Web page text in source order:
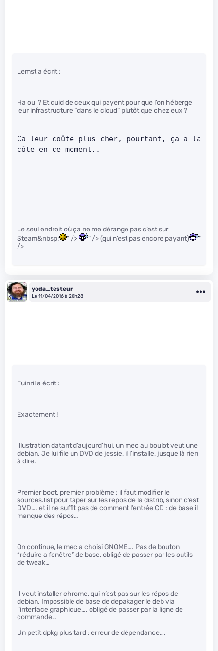
Lemst a écrit :
Ha oui ? Et quid de ceux qui payent pour que l’on héberge
leur infrastructure “dans le cloud” plutôt que chez eux ?
Ca leur coûte plus cher, pourtant, ça a la
côte en ce moment..
Le seul endroit où ça ne me dérange pas c’est sur
Steam&nbsp;
" /> " /> (qui n’est pas encore payant)
"
/>
yoda_testeur
Le 11/04/2016 à 20h28
Fuinril a écrit :
Exactement !
Illustration datant d’aujourd’hui, un mec au boulot veut une
debian. Je lui file un DVD de jessie, il l’installe, jusque là rien
à dire.
Premier boot, premier problème : il faut modifier le
sources.list pour taper sur les repos de la distrib, sinon c’est
DVD…. et il ne suffit pas de comment l’entrée CD : de base il
manque des répos…
On continue, le mec a choisi GNOME…. Pas de bouton
“réduire a fenêtre” de base, obligé de passer par les outils
de tweak…
Il veut installer chrome, qui n’est pas sur les répos de
debian. Impossible de base de depakager le deb via
l’interface graphique…. obligé de passer par la ligne de
commande…
Un petit dpkg plus tard : erreur de dépendance….